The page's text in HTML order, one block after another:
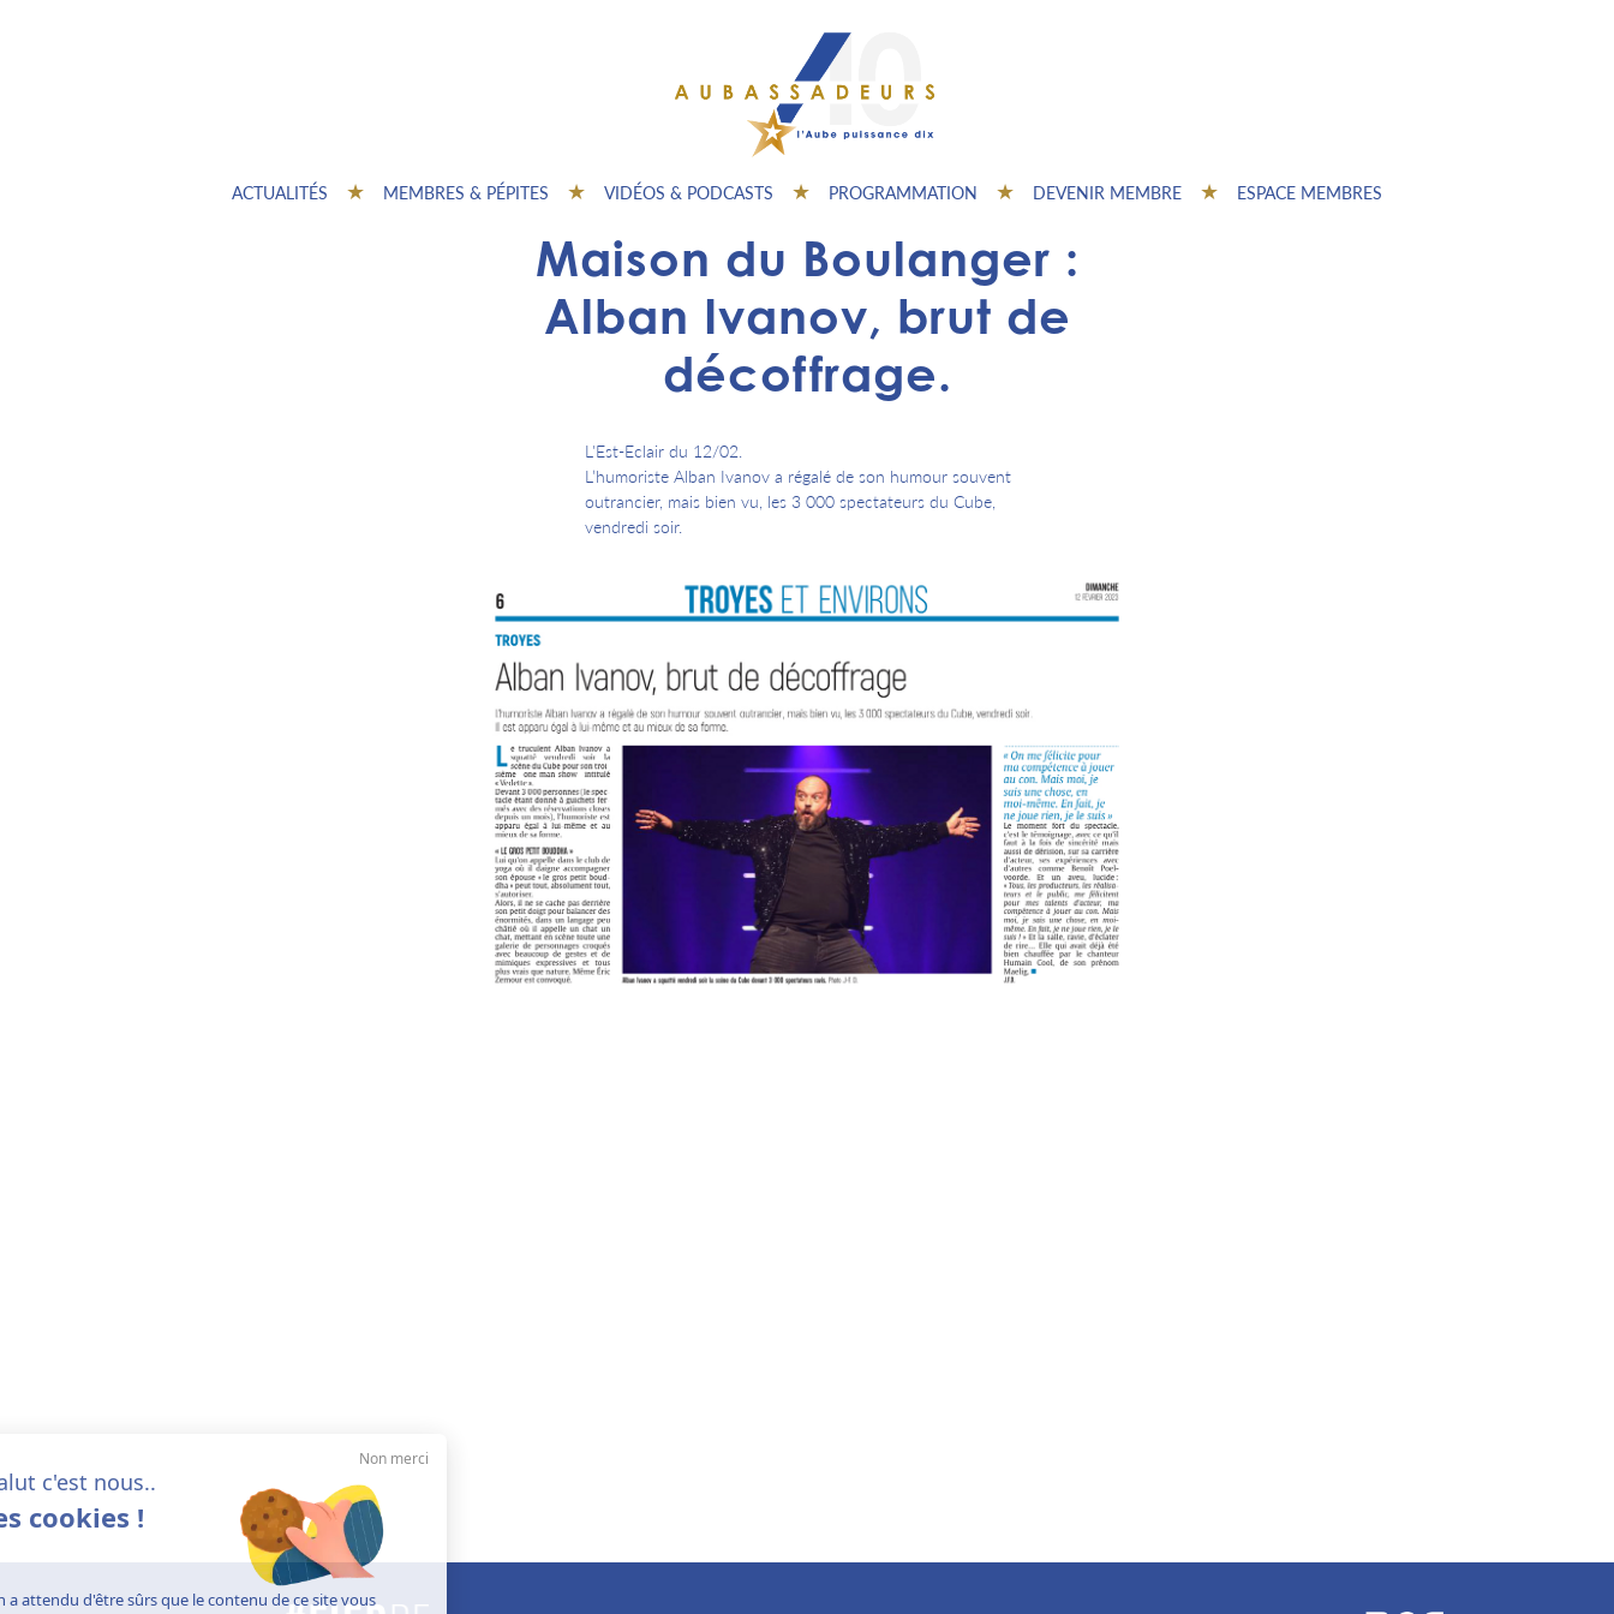
ACTUALITÉS MEMBRES & PÉPITES VIDÉOS & PODCASTS PROGRAMMATION DEVENIR MEMBRE ESPACE MEMBRES
Maison du Boulanger :
Alban Ivanov, brut de
décoffrage.
L'Est-Eclair du 12/02.
L’humoriste Alban Ivanov a régalé de son humour souvent
outrancier, mais bien vu, les 3 000 spectateurs du Cube,
vendredi soir.
Non merci
Salut c'est nous..
les cookies !
On a attendu d'être sûrs que le contenu de ce site vous